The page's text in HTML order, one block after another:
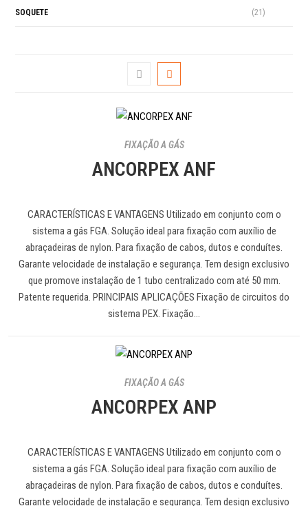
SOQUETE (21)
FIXAÇÃO A GÁS
ANCORPEX ANF
CARACTERÍSTICAS E VANTAGENS Utilizado em conjunto com o
sistema a gás FGA. Solução ideal para fixação com auxílio de
abraçadeiras de nylon. Para fixação de cabos, dutos e conduítes.
Garante velocidade de instalação e segurança. Tem design exclusivo
que promove instalação de 1 tubo centralizado com até 50 mm.
Patente requerida. PRINCIPAIS APLICAÇÕES Fixação de circuitos do
sistema PEX. Fixação…
FIXAÇÃO A GÁS
ANCORPEX ANP
CARACTERÍSTICAS E VANTAGENS Utilizado em conjunto com o
sistema a gás FGA. Solução ideal para fixação com auxílio de
abraçadeiras de nylon. Para fixação de cabos, dutos e conduítes.
Garante velocidade de instalação e segurança. Tem design exclusivo